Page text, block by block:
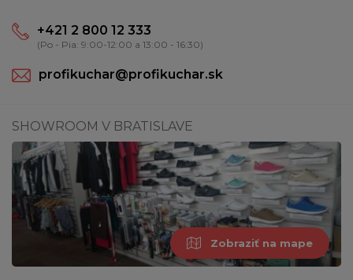
+421 2 800 12 333
(Po - Pia: 9:00-12:00 a 13:00 - 16:30)
profikuchar@profikuchar.sk
SHOWROOM V BRATISLAVE
Zobraziť na mape